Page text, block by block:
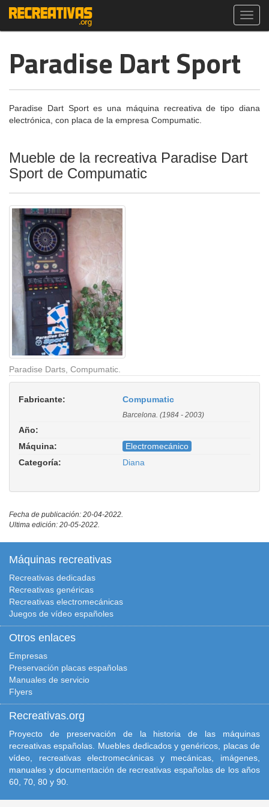
Paradise Dart Sport
Paradise Dart Sport es una máquina recreativa de tipo diana
electrónica, con placa de la empresa Compumatic.
Mueble de la recreativa Paradise Dart
Sport de Compumatic
Paradise Darts, Compumatic.
Fabricante: Compumatic
Barcelona. (1984 - 2003)
Año:
Máquina:
Electromecánico
Categoría:
Diana
Fecha de publicación: 20-04-2022.
Ultima edición: 20-05-2022.
Máquinas recreativas
Recreativas dedicadas
Recreativas genéricas
Recreativas electromecánicas
Juegos de vídeo españoles
Otros enlaces
Empresas
Preservación placas españolas
Manuales de servicio
Flyers
Recreativas.org
Proyecto de preservación de la historia de las máquinas
recreativas españolas. Muebles dedicados y genéricos, placas de
vídeo, recreativas electromecánicas y mecánicas, imágenes,
manuales y documentación de recreativas españolas de los años
60, 70, 80 y 90.